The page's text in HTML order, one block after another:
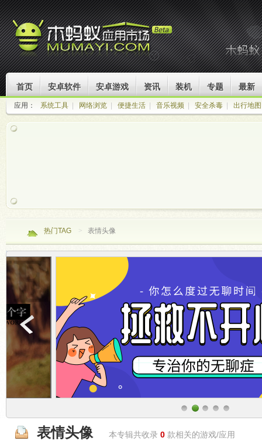
首页 安卓软件 安卓游戏 资讯 装机 专题 最新
应用： 系统工具 网络浏览 便捷生活 音乐视频 安全杀毒 出行地图
热门TAG > 表情头像
表情头像 本专辑共收录 0 款相关的游戏/应用